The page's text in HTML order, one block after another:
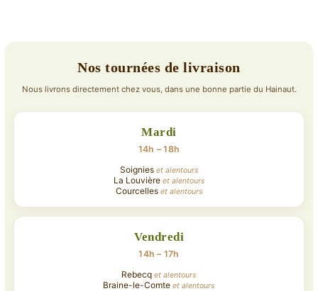
Nos tournées de livraison
Nous livrons directement chez vous, dans une bonne partie du Hainaut.
Mardi
14h – 18h
Soignies et alentours
La Louvière et alentours
Courcelles et alentours
Vendredi
14h – 17h
Rebecq et alentours
Braine-le-Comte et alentours